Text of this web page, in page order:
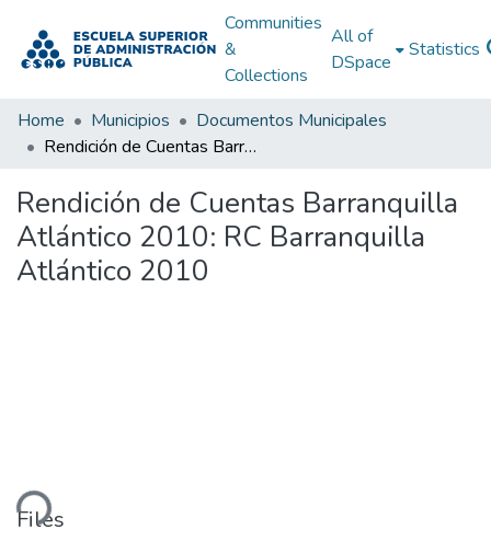
Communities
&
Collections
All of
DSpace
Statistics
Home Municipios
Documentos Municipales
Rendición de Cuentas Barranquilla Atlántico 2010: RC Barranquilla Atlántico 2010
Rendición de Cuentas Barranquilla
Atlántico 2010: RC Barranquilla
Atlántico 2010
Files